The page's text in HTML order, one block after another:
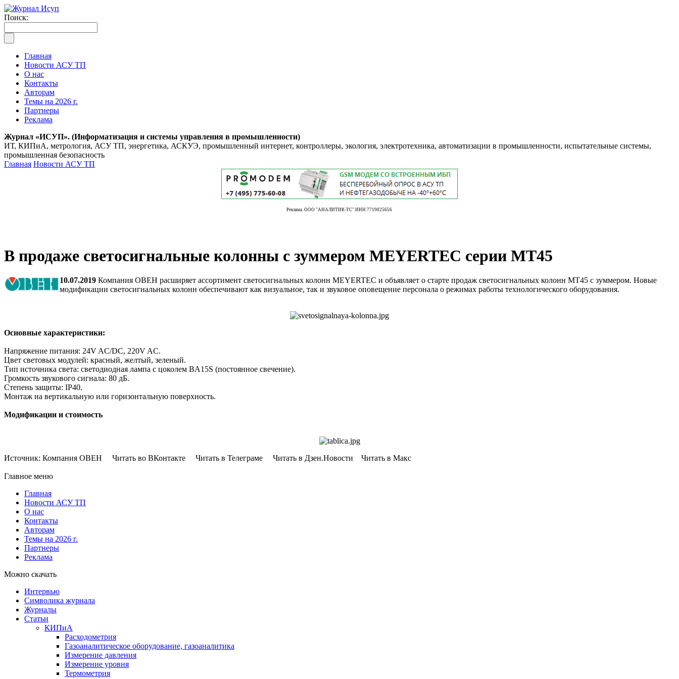
Поиск:
Главная
Новости АСУ ТП
О нас
Контакты
Авторам
Темы на 2026 г.
Партнеры
Реклама
Журнал «ИСУП». (Информатизация и системы управления в промышленности)
ИТ, КИПиА, метрология, АСУ ТП, энергетика, АСКУЭ, промышленный интернет, контроллеры, экология, электротехника, автоматизации в промышленности, испытательные системы,
промышленная безопасность
Главная Новости АСУ ТП
Реклама. ООО "АНАЛИТИК-ТС" ИНН 7719025656
В продаже светосигнальные колонны с зуммером MEYERTEC серии MT45
10.07.2019 Компания ОВЕН расширяет ассортимент светосигнальных колонн MEYERTEC и объявляет о старте продаж светосигнальных колонн MT45 с зуммером. Новые
модификации светосигнальных колонн обеспечивают как визуальное, так и звуковое оповещение персонала о режимах работы технологического оборудования.
Основные характеристики:
Напряжение питания: 24V AC/DC, 220V AC.
Цвет световых модулей: красный, желтый, зеленый.
Тип источника света: светодиодная лампа с цоколем BA15S (постоянное свечение).
Громкость звукового сигнала: 80 дБ.
Степень защиты: IP40.
Монтаж на вертикальную или горизонтальную поверхность.
Модификации и стоимость
Источник: Компания ОВЕН Читать во ВКонтакте Читать в Телеграме Читать в Дзен.Новости Читать в Макс
Главное меню
Главная
Новости АСУ ТП
О нас
Контакты
Авторам
Темы на 2026 г.
Партнеры
Реклама
Можно скачать
Интервью
Символика журнала
Журналы
Статьи
КИПиА
Расходометрия
Газоаналитическое оборудование, газоаналитика
Измерение давления
Измерение уровня
Термометрия